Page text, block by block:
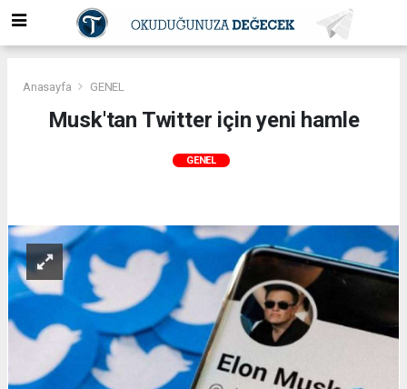
Anasayfa GENEL
Musk'tan Twitter için yeni hamle
GENEL